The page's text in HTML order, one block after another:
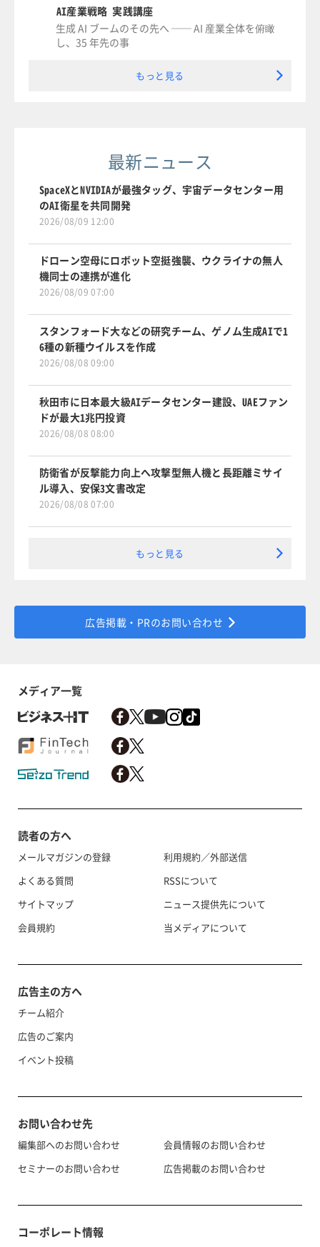
AI産業戦略 実践講座
生成 AI ブームのその先へ ── AI 産業全体を俯瞰
し、35 年先の事
もっと見る
最新ニュース
SpaceXとNVIDIAが最強タッグ、宇宙データセンター用
のAI衛星を共同開発
2026/08/09 12:00
ドローン空母にロボット空挺強襲、ウクライナの無人
機同士の連携が進化
2026/08/09 07:00
スタンフォード大などの研究チーム、ゲノム生成AIで1
6種の新種ウイルスを作成
2026/08/08 09:00
秋田市に日本最大級AIデータセンター建設、UAEファン
ドが最大1兆円投資
2026/08/08 08:00
防衛省が反撃能力向上へ攻撃型無人機と長距離ミサイ
ル導入、安保3文書改定
2026/08/08 07:00
もっと見る
広告掲載・PRのお問い合わせ
メディア一覧
読者の方へ
メールマガジンの登録
よくある質問
サイトマップ
会員規約
利用規約／外部送信
RSSについて
ニュース提供先について
当メディアについて
広告主の方へ
チーム紹介
広告のご案内
イベント投稿
お問い合わせ先
編集部へのお問い合わせ
セミナーのお問い合わせ
会員情報のお問い合わせ
広告掲載のお問い合わせ
コーポレート情報